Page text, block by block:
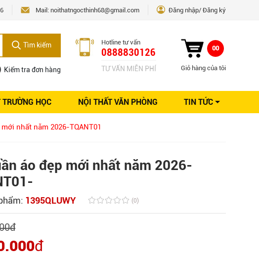
Mail: noithatngocthinh68@gmail.com Đăng nhập Đăng ký
Tìm kiếm
Kiểm tra đơn hàng
Hotline tư vấn
0888830126
TƯ VẤN MIỄN PHÍ
00
Giỏ hàng của tôi
TRƯỜNG HỌC NỘI THẤT VĂN PHÒNG TIN TỨC
Giải pháp thiết kế
nhất năm 2026-TQANT01
áo đẹp mới nhất năm 2026-
1395QLUWY (0)
đ
đ